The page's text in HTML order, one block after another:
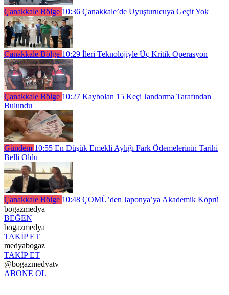
Çanakkale Bölge 10:36 Çanakkale’de Uyuşturucuya Geçit Yok
Çanakkale Bölge 10:29 İleri Teknolojiyle Üç Kritik Operasyon
Çanakkale Bölge 10:27 Kaybolan 15 Keçi Jandarma Tarafından
Bulundu
Gündem 10:55 En Düşük Emekli Aylığı Fark Ödemelerinin Tarihi
Belli Oldu
Çanakkale Bölge 10:48 ÇOMÜ’den Japonya’ya Akademik Köprü
bogazmedya
BEĞEN
bogazmedya
TAKİP ET
medyabogaz
TAKİP ET
@bogazmedyatv
ABONE OL